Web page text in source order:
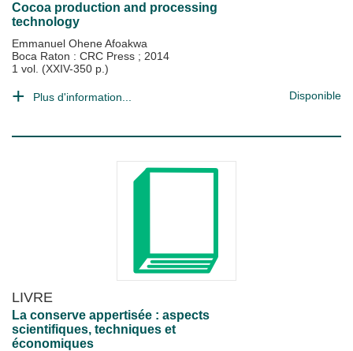
Cocoa production and processing
technology
Emmanuel Ohene Afoakwa
Boca Raton : CRC Press ; 2014
1 vol. (XXIV-350 p.)
Plus d'information... Disponible
LIVRE
La conserve appertisée : aspects
scientifiques, techniques et
économiques